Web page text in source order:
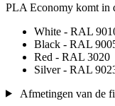
PLA Economy komt in
White - RAL
Black - RAL
Red - RAL 3020
Silver - RAL
Afmetingen van de